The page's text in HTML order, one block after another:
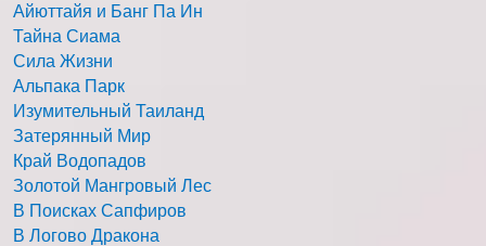
Айюттайя и Банг Па Ин
Тайна Сиама
Сила Жизни
Альпака Парк
Изумительный Таиланд
Затерянный Мир
Край Водопадов
Золотой Мангровый Лес
В Поисках Сапфиров
В Логово Дракона